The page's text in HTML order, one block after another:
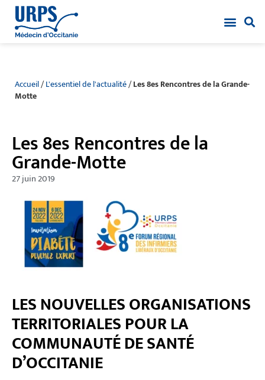
Accueil/L'essentiel de l'actualité/Les 8es Rencontres de la Grande-
Motte
Les 8es Rencontres de la
Grande-Motte
27 juin 2019
LES NOUVELLES ORGANISATIONS
TERRITORIALES POUR LA
COMMUNAUTÉ DE SANTÉ
D’OCCITANIE